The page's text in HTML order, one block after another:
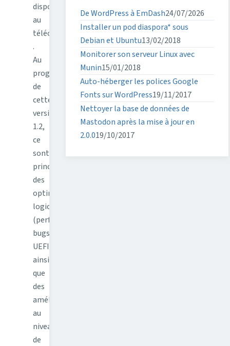
disponible
au
téléchargement
.
Au
programme
de
cette
version
1.2,
ce
sont
principalement
des
optimisations
logicielles
(performances,
bugs,
UEFI...),
ainsi
que
des
améliorations
au
niveau
de
De WordPress à EmDash24/07/2026
Installer un pod diaspora* sous
Debian et Ubuntu13/02/2018
Monitorer son serveur Linux avec
Munin15/01/2018
Auto-héberger les polices Google
Fonts sur WordPress19/11/2017
Nettoyer la base de données de
Mastodon après la mise à jour en
2.0.019/10/2017